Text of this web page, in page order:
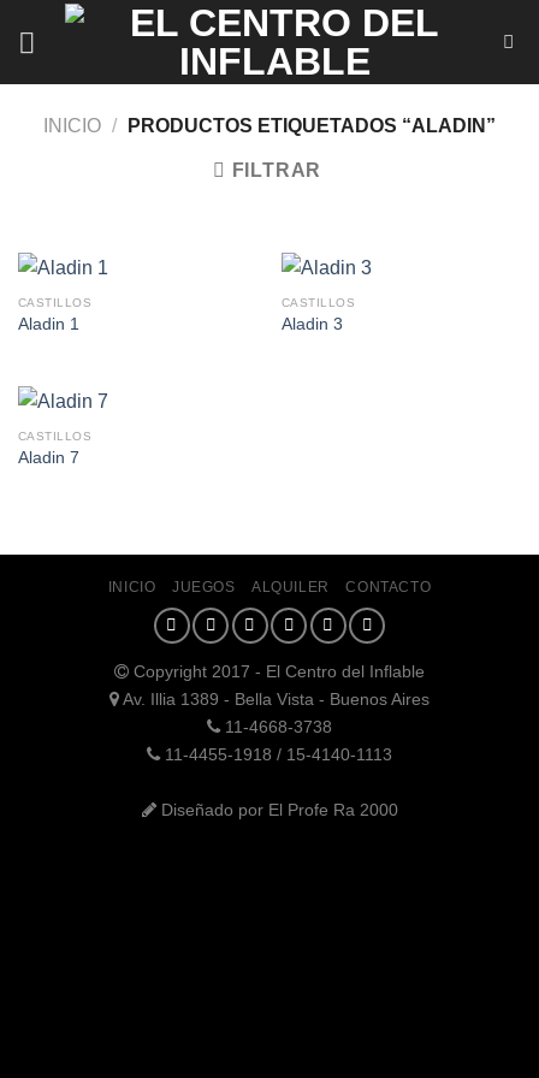
INICIO / PRODUCTOS ETIQUETADOS “ALADIN”
FILTRAR
CASTILLOS
Aladin 1
CASTILLOS
Aladin 3
CASTILLOS
Aladin 7
INICIO JUEGOS ALQUILER CONTACTO
Copyright 2017 - El Centro del Inflable
Av. Illia 1389 - Bella Vista - Buenos Aires
11-4668-3738
11-4455-1918 / 15-4140-1113
Diseñado por El Profe Ra 2000